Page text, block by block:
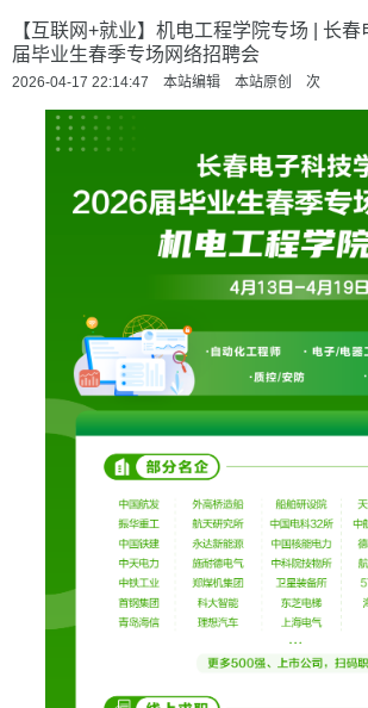
【互联网+就业】机电工程学院专场 | 长
届毕业生春季专场网络招聘会
2026-04-17 22:14:47 本站编辑 本站原创 次